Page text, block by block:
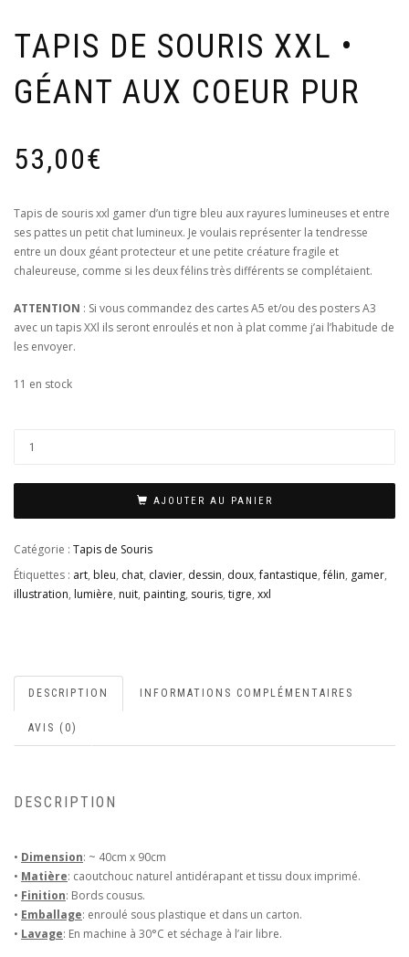
TAPIS DE SOURIS XXL •
GÉANT AUX COEUR PUR
53,00€
Tapis de souris xxl gamer d’un tigre bleu aux rayures lumineuses et entre
ses pattes un petit chat lumineux. Je voulais représenter la tendresse
entre un doux géant protecteur et une petite créature fragile et
chaleureuse, comme si les deux félins très différents se complétaient.
ATTENTION : Si vous commandez des cartes A5 et/ou des posters A3
avec un tapis XXl ils seront enroulés et non à plat comme j’ai l’habitude de
les envoyer.
11 en stock
AJOUTER AU PANIER
Catégorie : Tapis de Souris
Étiquettes : art, bleu, chat, clavier, dessin, doux,fantastique,félin, gamer,
illustration, lumière, nuit, painting, souris, tigre, xxl
DESCRIPTION INFORMATIONS COMPLÉMENTAIRES
AVIS (0)
DESCRIPTION
• Dimension: ~ 40cm x 90cm
• Matière: caoutchouc naturel antidérapant et tissu doux imprimé.
• Finition: Bords cousus.
• Emballage: enroulé sous plastique et dans un carton.
• Lavage: En machine à 30°C et séchage à l’air libre.